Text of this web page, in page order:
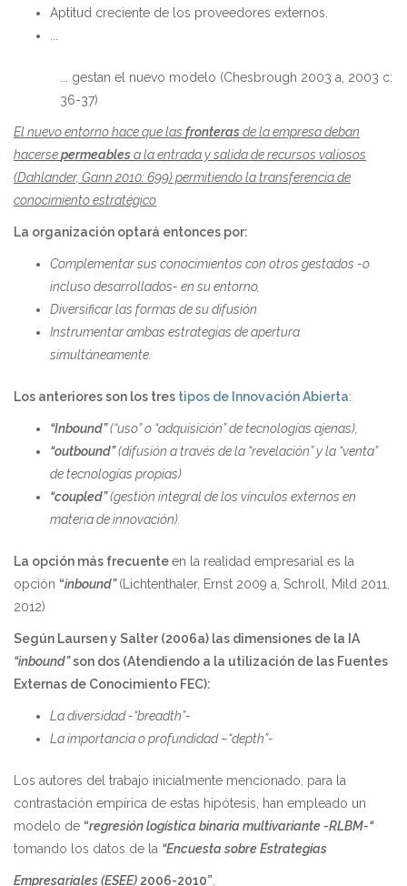
Aptitud creciente de los proveedores externos.
... gestan el nuevo modelo (Chesbrough 2003 a, 2003 c:
36-37)
El nuevo entorno hace que las fronterasde la empresa deban
hacersepermeablesa la entrada y salida de recursos valiosos
(Dahlander, Gann 2010: 699) permitiendo la transferencia de
conocimiento estratégico
La organización optará entonces por:
Complementar sus conocimientos con otros gestados -o
incluso desarrollados- en su entorno,
Diversificar las formas de su difusión
Instrumentar ambas estrategias de apertura
simultáneamente.
Los anteriores son los tres tipos de Innovación Abierta:
“Inbound”(“uso” o “adquisición” de tecnologías ajenas),
“outbound”(difusión a través de la “revelación” y la “venta”
de tecnologías propias)
“coupled”(gestión integral de los vínculos externos en
materia de innovación).
La opción más frecuenteen la realidad empresarial es la
opción “inbound”(Lichtenthaler, Ernst 2009 a, Schroll, Mild 2011,
2012)
Según Laursen y Salter (2006a) las dimensiones de la IA
“inbound”son dos (Atendiendo a la utilización de las Fuentes
Externas de Conocimiento FEC):
La diversidad -“breadth”-
La importancia o profundidad –“depth”-
Los autores del trabajo inicialmente mencionado, para la
contrastación empírica de estas hipótesis, han empleado un
modelo de “regresión logística binaria multivariante -RLBM-“
tomando los datos de la “Encuesta sobre Estrategias
Empresariales (ESEE) 2006-2010”